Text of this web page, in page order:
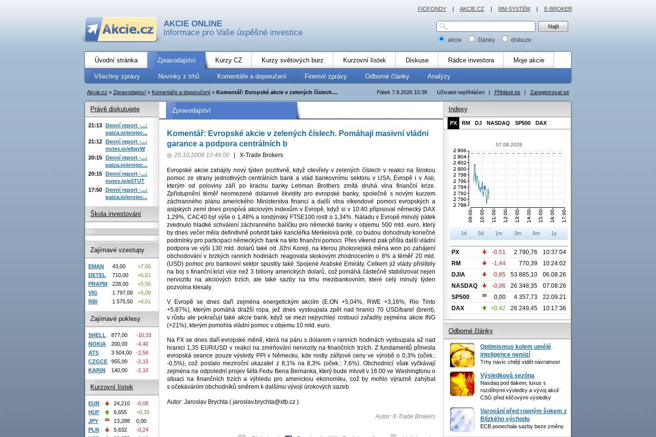
AKCIE ONLINE
informace pro Vaše úspěšné investice
akcie články diskuze
Úvodní stránka Zpravodajství Kurzy CZ Kurzy světových burz Kurzovní lístek Diskuse Rádce investora Moje akcie
Všechny zprávy Novinky z trhů Komentáře a doporučení Firemní zprávy Odborné články Analýzy
Uživatel nepřihlášen | Přihlásit se | Zaregistrovat se
Pátek 7.8.2026 10:38
Akcie.cz » Zpravodajství » Komentáře a doporučení » Komentář: Evropské akcie v zelených číslech....
Zpravodajství
Komentář: Evropské akcie v zelených číslech. Pomáhají masivní vládni
garance a podpora centrálních b
20.10.2008 10:46:00 X-Trade Brokers
Evropské akcie zahájily nový týden pozitivně, když otevřely v zelených číslech v reakci na širokou
pomoc ze strany jednotlivých centrálních bank a vlád bankovnímu sektoru v USA, Evropě i v Asii,
kterým od poloviny září po krachu banky Lehman Brothers zmítá druhá vlna finanční krize.
Zpřístupnění téměř neomezené dolarové likvidity pro evropské banky, společně s novým kurzem
záchranného plánu amerického Ministerstva financí a další vlna víkendové pomoci evropských a
asijských zemí dnes prospívá akciovým indexům v Evropě, když si v 10:40 připisoval německý DAX
1,29%, CAC40 byl výše o 1,48% a londýnský FTSE100 rostl o 1,34%. Náladu v Evropě minulý pátek
zvednulo hladké schválení záchranného balíčku pro německé banky v objemu 500 mld. euro, který
by dnes večer měla definitivně potvrdit také kancléřka Merkelová poté, co budou dohodnuty konečné
podmínky pro participaci německých bank na této finanční pomoci. Přes víkend pak přišla další vládní
podpora ve výši 130 mld. dolarů také od Jižní Koreji, na kterou jihokorejská měna won po zahájení
obchodování v brzkých ranních hodinách reagovala skokovým zhodnocením o 8% a téměř 20 mld.
(USD) pomoc pro bankovní sektor spustily také Spojené Arabské Emiráty. Celkem již vlády přislíbily
na boj s finanční krizí více než 3 biliony amerických dolarů, což pomáhá částečně stabilizovat nejen
nervozitu na akciových trzích, ale také sazby na trhu mezibankovním, které celý minulý týden
pozvolna klesaly.
V Evropě se dnes daří zejména energetickým akciím (E.ON +5,04%, RWE +3,16%, Rio Tinto
+5,87%), kterým pomáhá dražší ropa, jež dnes vystoupala zpět nad hranici 70 USD/barel (brent),
v růstu ale pokračují také akcie bank, když se mezi nejrychleji rostoucí zařadily zejména akcie ING
(+21%), kterým pomohla vládní pomoc v objemu 10 mld. euro.
Na FX se dnes daří evropské měně, která na páru s dolarem v ranních hodinách vystoupala až nad
hranici 1,35 EUR/USD v reakci na zmírňování nervozity na finančních trzích. Z fundamentů přinesla
evropská seance pouze výsledy PPI v Německu, kde rostly zářijové ceny ve výrobě o 0,3% (oček.:
-0,5%), což poslalo meziroční ukazatel z 8,1% na 8,3% (oček.: 7,6%). Obchodnicí však vyčkávají
zejména na odpolední projev šéfa Fedu Bena Bernanka, který bude mluvit v 16:00 ve Washingtonu o
situaci na finančních trzích a výhledu pro americkou ekonomiku, což by mohlo výrazně zahýbat
s očekáváním obchodníků směrem k dalšímu vývoji úrokových sazeb.
Autor: Jaroslav Brychta ( jaroslav.brychta@xtb.cz )
Autor: X-Trade Brokers
Právě diskutujete
21:13 Denní report -...:
paiza.io/projec...
21:12 Denní report -...:
notes.io/e6qyW
20:15 Denní report -...:
paiza.io/projec...
20:15 Denní report -...:
notes.io/e5TUT
17:50 Denní report -...:
paiza.io/projec...
Škola investování
Zajímavé vzestupy
EMAN 43,00
+7,50
DETEL
710,00
+6,61
PRAPM
228,00
+5,56
VIG
1 797,00
+5,09
RBI
1 575,50 +4,61
Zajímavé poklesy
SHELL 877,00
-10,33
NOKIA
200,00
-4,40
ATS
3 504,00
-2,56
CZGCE
955,00
-2,15
KARIN
140,00 -2,10
Kurzovní lístek
EUR 24,210
-0,08
HUF
6,655
+0,35
JPY
13,288
0,00
PLN
5,632
-0,24
Indexy
PX RM DJ NASDAQ SP500 DAX
07.08.2026
1d 5d 1m 3m 6m 1y
PX -0,51 2 790,76
10:37:04
RM
-1,44 770,39
10:24:02
DJIA
-0,85 53 885,10
06.08.26
NASDAQ
-0,06 26 348,35
07.08.26
SP500
0,00 4 357,73
22.09.21
DAX
+0,42 26 249,45 10:17:36
Odborné články
Optimismus kolem umělé
inteligence nemizí
Trhy navíc chtějí vidět návratnost
Výsledková sezóna
Nasdaq pod tlakem, luxus s
rozdílnými výsledky a vývoj akcií
CSG před klíčovými výsledky
Varování před ropným šokem z
Blízkého východu
ECB ponechala sazby beze změny
FIOFONDY | AKCIE.CZ | RM-SYSTÉM | E-BROKER